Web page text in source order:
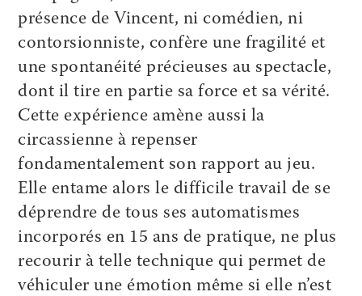
présence de Vincent, ni comédien, ni
contorsionniste, confère une fragilité et
une spontanéité précieuses au spectacle,
dont il tire en partie sa force et sa vérité.
Cette expérience amène aussi la
circassienne à repenser
fondamentalement son rapport au jeu.
Elle entame alors le difficile travail de se
déprendre de tous ses automatismes
incorporés en 15 ans de pratique, ne plus
recourir à telle technique qui permet de
véhiculer une émotion même si elle n’est